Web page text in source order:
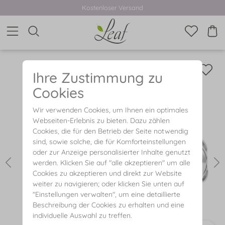
Kostenloser Versand
Ihre Zustimmung zu
Cookies
Wir verwenden Cookies, um Ihnen ein optimales
Webseiten-Erlebnis zu bieten. Dazu zählen
Cookies, die für den Betrieb der Seite notwendig
sind, sowie solche, die für Komforteinstellungen
oder zur Anzeige personalisierter Inhalte genutzt
werden. Klicken Sie auf "alle akzeptieren" um alle
Cookies zu akzeptieren und direkt zur Website
weiter zu navigieren; oder klicken Sie unten auf
"Einstellungen verwalten", um eine detaillierte
Beschreibung der Cookies zu erhalten und eine
individuelle Auswahl zu treffen.